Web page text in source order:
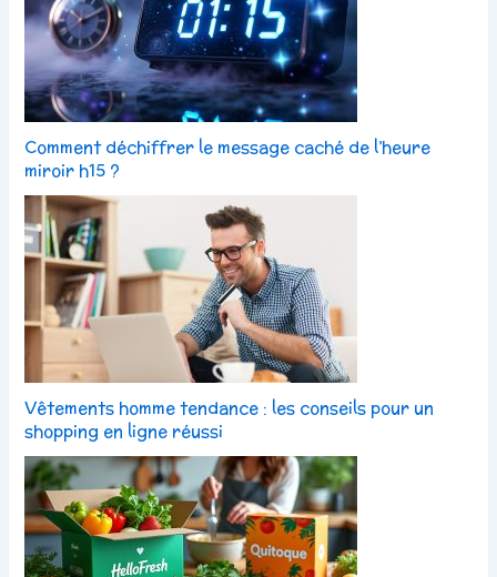
Comment déchiffrer le message caché de l’heure
miroir h15 ?
Vêtements homme tendance : les conseils pour un
shopping en ligne réussi